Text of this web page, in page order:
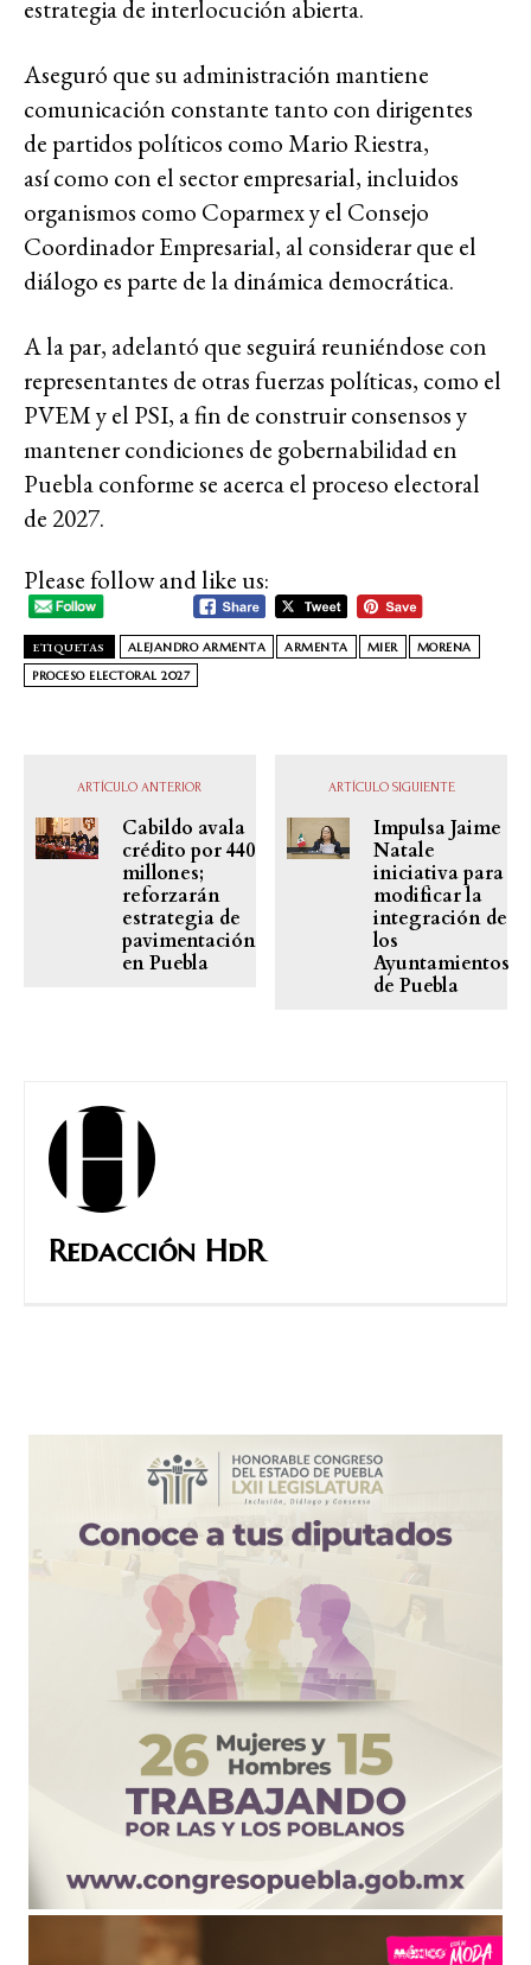
estrategia de interlocución abierta.
Aseguró que su administración mantiene
comunicación constante tanto con dirigentes
de partidos políticos como Mario Riestra,
así como con el sector empresarial, incluidos
organismos como Coparmex y el Consejo
Coordinador Empresarial, al considerar que el
diálogo es parte de la dinámica democrática.
A la par, adelantó que seguirá reuniéndose con
representantes de otras fuerzas políticas, como el
PVEM y el PSI, a fin de construir consensos y
mantener condiciones de gobernabilidad en
Puebla conforme se acerca el proceso electoral
de 2027.
Please follow and like us:
ETIQUETAS ALEJANDRO ARMENTA ARMENTA MIER
MORENA
PROCESO ELECTORAL 2027
ARTÍCULO ANTERIOR
Cabildo avala
crédito por 440
millones;
reforzarán
estrategia de
pavimentación
en Puebla
ARTÍCULO SIGUIENTE
Impulsa Jaime
Natale
iniciativa para
modificar la
integración de
los
Ayuntamientos
de Puebla
Redacción HdR